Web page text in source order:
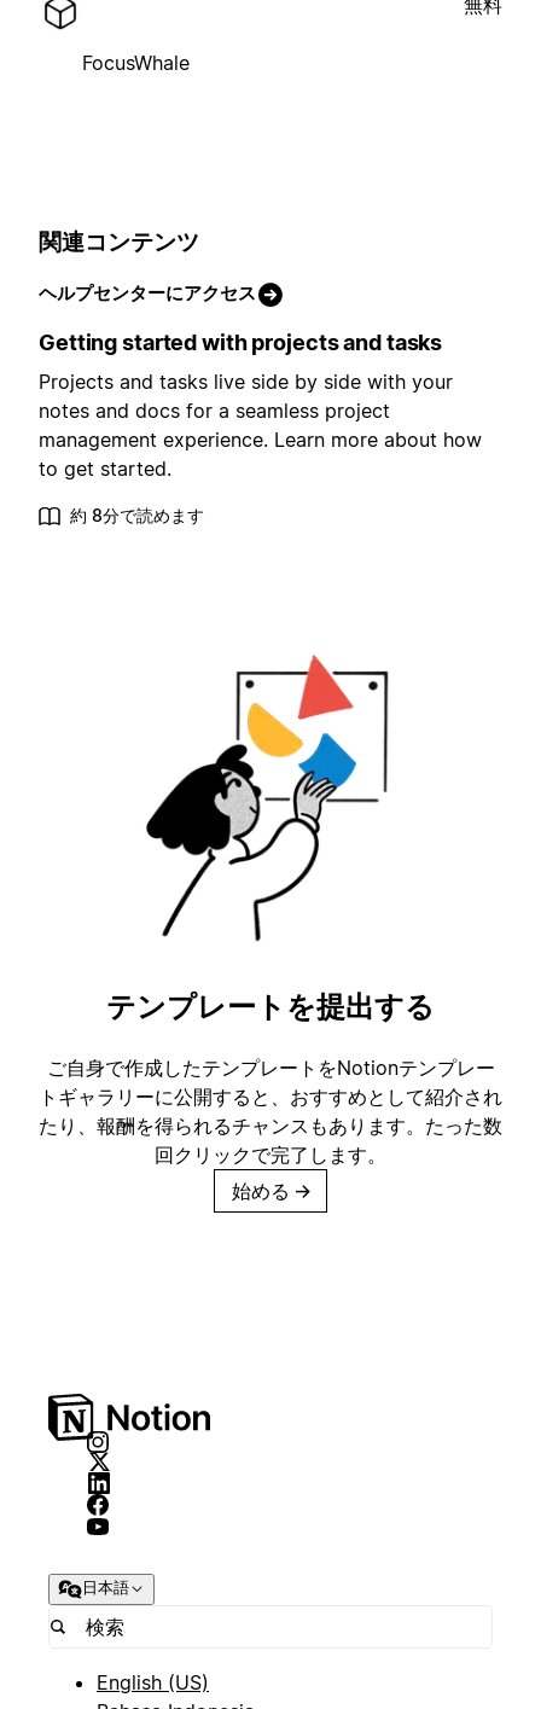
FocusWhale
関連コンテンツ
ヘルプセンターにアクセス
Getting started with projects and tasks
Projects and tasks live side by side with your
notes and docs for a seamless project
management experience. Learn more about how
to get started.
約 8分で読めます
テンプレートを提出する
ご自身で作成したテンプレートをNotionテンプレー
トギャラリーに公開すると、おすすめとして紹介され
たり、報酬を得られるチャンスもあります。たった数
回クリックで完了します。
始める →
日本語
English (US)